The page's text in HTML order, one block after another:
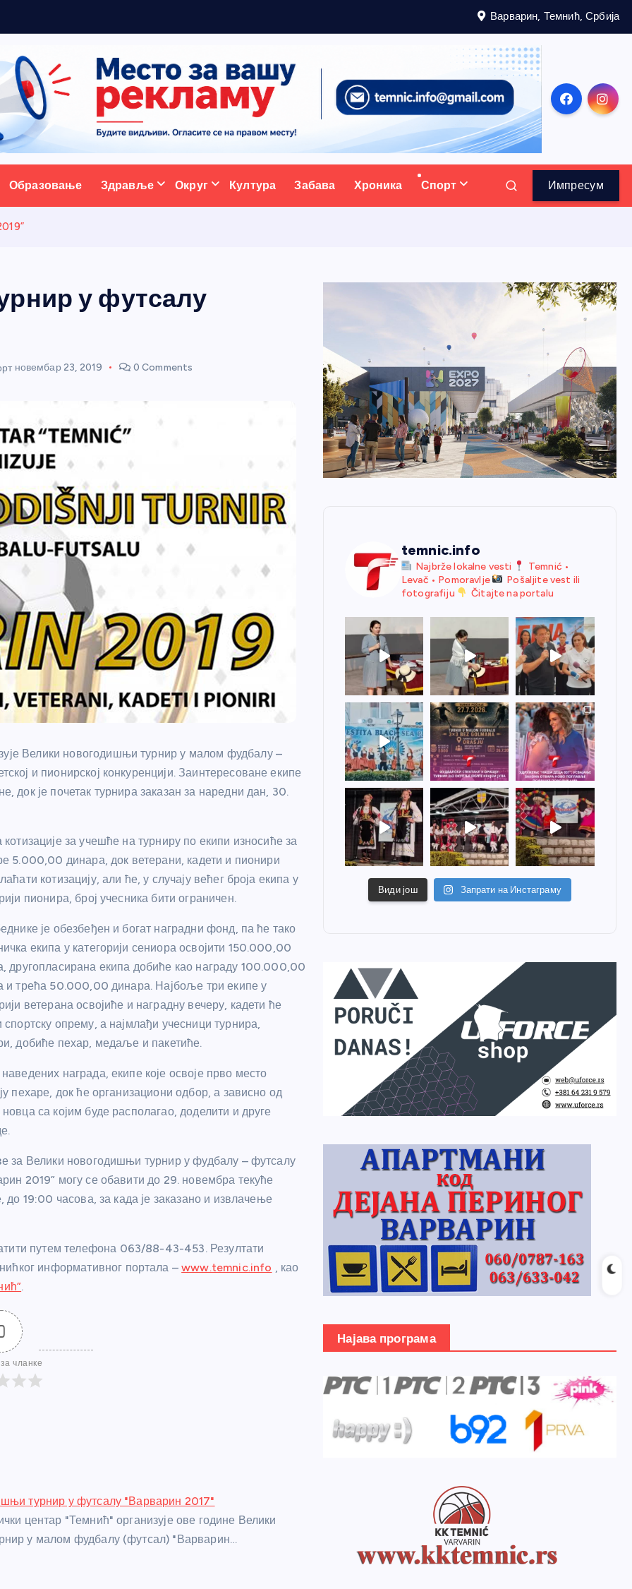
Варварин, Темнић, Србија
портал
Образовање Здравље Округ Култура Забава Хроника Спорт Импресум
у футсалу
новембар 23, 2019 0 Comments
Велики новогодишњи турнир у малом фудбалу –
и пионирској конкуренцији. Заинтересоване екипе
док је почетак турнира заказан за наредни дан, 30.
котизације за учешће на турниру по екипи износиће за
5.000,00 динара, док ветерани, кадети и пионири
котизацију, али ће, у случају већег броја екипа у
пионира, број учесника бити ограничен.
је обезбеђен и богат наградни фонд, па ће тако
екипа у категорији сениора освојити 150.000,00
другопласирана екипа добиће као награду 100.000,00
и трећа 50.000,00 динара. Најбоље три екипе у
ветерана освојиће и наградну вечеру, кадети ће
спортску опрему, а најмлађи учесници турнира,
добиће пехар, медаље и пакетиће.
награда, екипе које освоје прво место
пехаре, док ће организациони одбор, а зависно од
са којим буде располагао, доделити и друге
за Велики новогодишњи турнир у фудбалу – футсалу
2019” могу се обавити до 29. новембра текуће
до 19:00 часова, за када је заказано и извлачење
путем телефона 063/88-43-453. Резултати
информативног портала –www.temnic.info , као
.
чланке
турнир у футсалу "Варварин 2017"
центар "Темнић" организује ове године Велики
у малом фудбалу (футсал) "Варварин…
temnic.info
Najbrže lokalne vesti
Temnić •
Levač • Pomoravlje
Pošaljite vest ili
fotografiju
Čitajte na portalu
Види још Запрати на Инстаграму
Најава програма